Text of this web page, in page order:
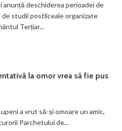
deschiderea perioadei de
studii postliceale organizate
Terțiar...
la omor vrea să fie pus
a vrut să-și omoare un amic,
Parchetului de...